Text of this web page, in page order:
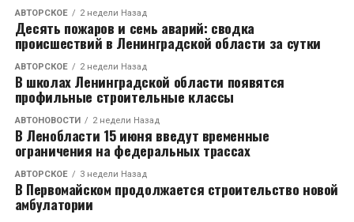
АВТОРСКОЕ 2 недели Назад
Десять пожаров и семь аварий: сводка
происшествий в Ленинградской области за сутки
АВТОРСКОЕ 2 недели Назад
В школах Ленинградской области появятся
профильные строительные классы
АВТОНОВОСТИ 2 недели Назад
В Ленобласти 15 июня введут временные
ограничения на федеральных трассах
АВТОРСКОЕ 3 недели Назад
В Первомайском продолжается строительство новой
амбулатории